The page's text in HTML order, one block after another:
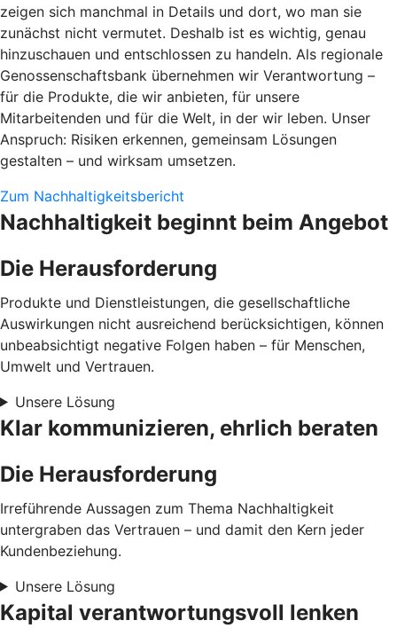
zeigen sich manchmal in Details und dort, wo man sie
zunächst nicht vermutet. Deshalb ist es wichtig, genau
hinzuschauen und entschlossen zu handeln. Als regionale
Genossenschaftsbank übernehmen wir Verantwortung –
für die Produkte, die wir anbieten, für unsere
Mitarbeitenden und für die Welt, in der wir leben. Unser
Anspruch: Risiken erkennen, gemeinsam Lösungen
gestalten – und wirksam umsetzen.
Zum Nachhaltigkeitsbericht
Nachhaltigkeit beginnt beim Angebot
Die Herausforderung
Produkte und Dienstleistungen, die gesellschaftliche
Auswirkungen nicht ausreichend berücksichtigen, können
unbeabsichtigt negative Folgen haben – für Menschen,
Umwelt und Vertrauen.
Unsere Lösung
Klar kommunizieren, ehrlich beraten
Die Herausforderung
Irreführende Aussagen zum Thema Nachhaltigkeit
untergraben das Vertrauen – und damit den Kern jeder
Kundenbeziehung.
Unsere Lösung
Kapital verantwortungsvoll lenken